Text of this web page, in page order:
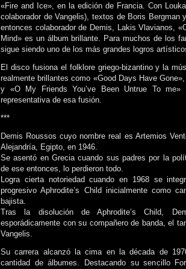
«Fire and Ice», en la edición de Francia. Con
colaborador de Vangelis), textos de Boris
entonces colaborador de Demis, Lakis Vlavianos,
Mind» es un álbum brillante. Para muchos de los
sigue siendo uno de los más grandes logros
El disco fusiona el folklore griego-bizantino y la
realmente brillantes como «Good Days Have
y «O My Friends You’ve Been Untrue To
representativa de esa fusión.
***
Demis Roussos cuyo nombre real es Artemios
Alejandría, Egipto, en 1946.
Se asentó en Grecia cuando sus padres por la
de ese entonces, lo perdieron todo.
Logra cierta notoriedad cuando en 1968 se
progresivo Aphrodite’s Child inicialmente como
bajista.
Tras la disolución de Aphrodite’s Child,
esporádicamente con su compañero de banda, el
Vangelis.
Su carrera alcanzó la cima en la década de
cantidad de álbumes. Destacando su sencillo